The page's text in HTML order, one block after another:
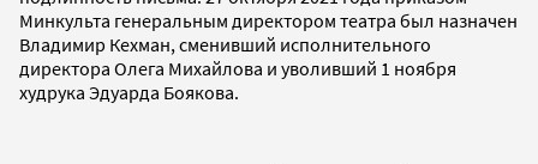
Минкульта генеральным директором театра был назначен
Владимир Кехман, сменивший исполнительного
директора Олега Михайлова и уволивший 1 ноября
худрука Эдуарда Боякова.